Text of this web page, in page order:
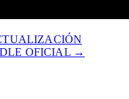
OFICIAL →